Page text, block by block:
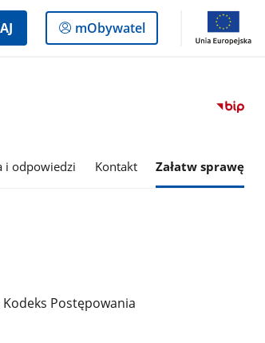
Logowanie
do
mObywatel
i odpowiedzi Kontakt Załatw sprawę
Postępowania